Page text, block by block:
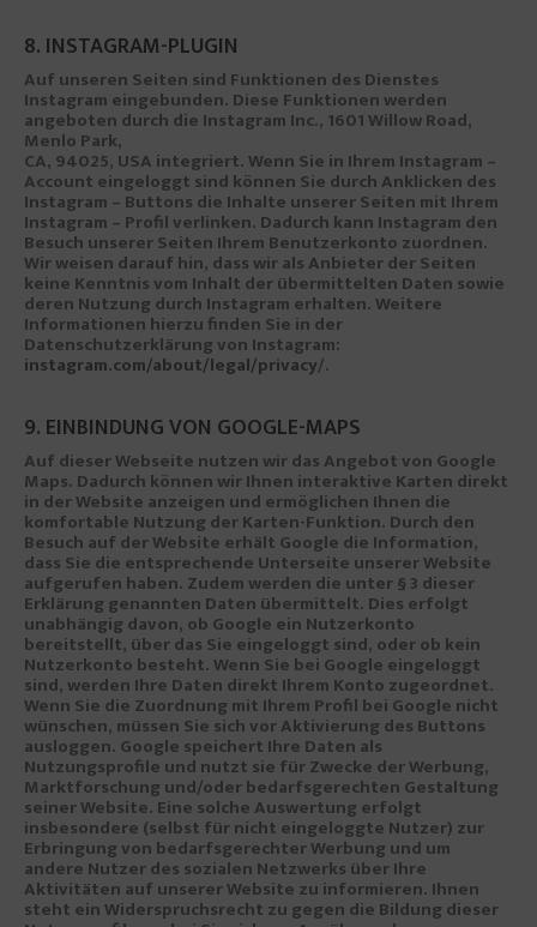
8. INSTAGRAM-PLUGIN
Auf unseren Seiten sind Funktionen des Dienstes
Instagram eingebunden. Diese Funktionen werden
angeboten durch die Instagram Inc., 1601 Willow Road,
Menlo Park,
CA, 94025, USA integriert. Wenn Sie in Ihrem Instagram –
Account eingeloggt sind können Sie durch Anklicken des
Instagram – Buttons die Inhalte unserer Seiten mit Ihrem
Instagram – Profil verlinken. Dadurch kann Instagram den
Besuch unserer Seiten Ihrem Benutzerkonto zuordnen.
Wir weisen darauf hin, dass wir als Anbieter der Seiten
keine Kenntnis vom Inhalt der übermittelten Daten sowie
deren Nutzung durch Instagram erhalten. Weitere
Informationen hierzu finden Sie in der
Datenschutzerklärung von Instagram:
instagram.com/about/legal/privacy/.
9. EINBINDUNG VON GOOGLE-MAPS
Auf dieser Webseite nutzen wir das Angebot von Google
Maps. Dadurch können wir Ihnen interaktive Karten direkt
in der Website anzeigen und ermöglichen Ihnen die
komfortable Nutzung der Karten-Funktion. Durch den
Besuch auf der Website erhält Google die Information,
dass Sie die entsprechende Unterseite unserer Website
aufgerufen haben. Zudem werden die unter § 3 dieser
Erklärung genannten Daten übermittelt. Dies erfolgt
unabhängig davon, ob Google ein Nutzerkonto
bereitstellt, über das Sie eingeloggt sind, oder ob kein
Nutzerkonto besteht. Wenn Sie bei Google eingeloggt
sind, werden Ihre Daten direkt Ihrem Konto zugeordnet.
Wenn Sie die Zuordnung mit Ihrem Profil bei Google nicht
wünschen, müssen Sie sich vor Aktivierung des Buttons
ausloggen. Google speichert Ihre Daten als
Nutzungsprofile und nutzt sie für Zwecke der Werbung,
Marktforschung und/oder bedarfsgerechten Gestaltung
seiner Website. Eine solche Auswertung erfolgt
insbesondere (selbst für nicht eingeloggte Nutzer) zur
Erbringung von bedarfsgerechter Werbung und um
andere Nutzer des sozialen Netzwerks über Ihre
Aktivitäten auf unserer Website zu informieren. Ihnen
steht ein Widerspruchsrecht zu gegen die Bildung dieser